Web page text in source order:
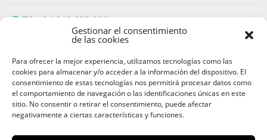
Gestionar el consentimiento
de las cookies
Para ofrecer la mejor experiencia, utilizamos tecnologías como las
cookies para almacenar y/o acceder a la información del dispositivo. El
consentimiento de estas tecnologías nos permitirá procesar datos como
el comportamiento de navegación o las identificaciones únicas en este
sitio. No consentir o retirar el consentimiento, puede afectar
negativamente a ciertas características y funciones.
Tlf: +34 649 633 299
info@barracudaibiza.com
PAIEMENT SÉCURISÉ